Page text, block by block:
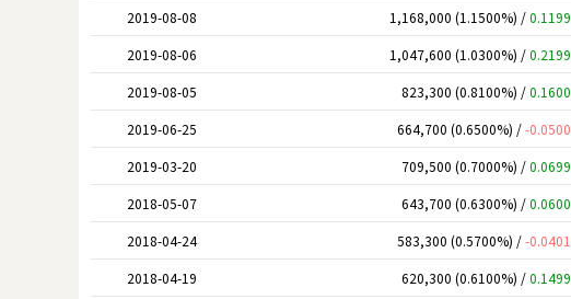
2019-08-08
1,168,000 (1.1500%) /0.1199
2019-08-06
1,047,600 (1.0300%) /0.2199
2019-08-05
823,300 (0.8100%) /0.1600
2019-06-25
664,700 (0.6500%) /-0.0500
2019-03-20
709,500 (0.7000%) /0.0699
2018-05-07
643,700 (0.6300%) /0.0600
2018-04-24
583,300 (0.5700%) /-0.0401
2018-04-19
620,300 (0.6100%) /0.1499